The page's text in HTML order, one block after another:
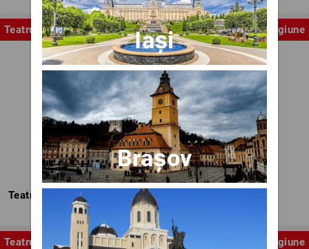
Teatru Stagiune
Teatrul Nottara
Teatru Stagiune
Iași
Brașov